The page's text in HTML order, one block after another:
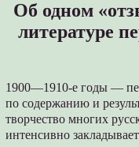
Об одном
литературе
1900—1910-е годы —
по содержанию и
творчество многих
интенсивно